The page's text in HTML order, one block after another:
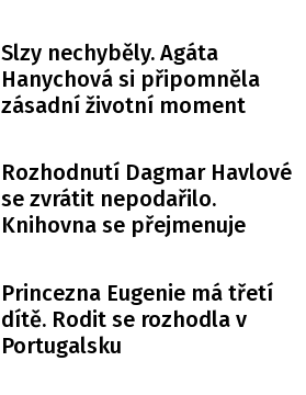
Slzy nechyběly. Agáta
Hanychová si připomněla
zásadní životní moment
Rozhodnutí Dagmar Havlové
se zvrátit nepodařilo.
Knihovna se přejmenuje
Princezna Eugenie má třetí
dítě. Rodit se rozhodla v
Portugalsku